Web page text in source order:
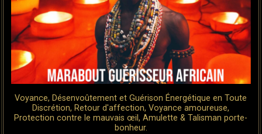
Voyance, Désenvoûtement et Guérison Énergétique en Toute
Discrétion, Retour d'affection, Voyance amoureuse,
Protection contre le mauvais œil, Amulette & Talisman porte-
bonheur.